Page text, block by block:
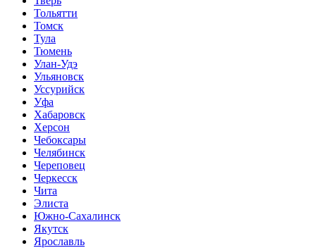
Тольятти
Томск
Тула
Тюмень
Улан-Удэ
Ульяновск
Уссурийск
Уфа
Хабаровск
Херсон
Чебоксары
Челябинск
Череповец
Черкесск
Чита
Элиста
Южно-Сахалинск
Якутск
Ярославль